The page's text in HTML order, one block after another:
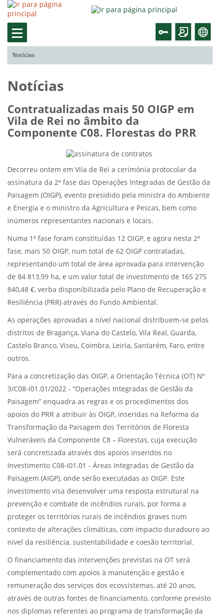
Notícias
Notícias
Contratualizadas mais 50 OIGP em
Vila de Rei no âmbito da
Componente C08. Florestas do PRR
Decorreu ontem em Vila de Rei a cerimónia protocolar da
assinatura da 2ª fase das Operações Integradas de Gestão da
Paisagem (OIGP), evento presidido pela ministra do Ambiente
e Energia e o ministro da Agricultura e Pescas, bem como
inúmeros representantes nacionais e locais.
Numa 1ª fase foram constituídas 12 OIGP, e agora nesta 2ª
fase, mais 50 OIGP, num total de 62 OIGP contratadas,
representando um total de área aprovada para intervenção
de 84 813,99 ha, e um valor total de investimento de 165 275
840,48 €, verba disponibilizada pelo Plano de Recuperação e
Resiliência (PRR) através do Fundo Ambiental.
As operações aprovadas a nível nacional distribuem-se pelos
distritos de Bragança, Viana do Castelo, Vila Real, Guarda,
Castelo Branco, Viseu, Coimbra, Leiria, Santarém, Faro, entre
outros.
Para a concretização das OIGP, a Orientação Técnica (OT) Nº
3/C08-i01.01/2022 - “Operações Integradas de Gestão da
Paisagem” enquadra as regras e os procedimentos dos
apoios do PRR a atribuir às OIGP, inseridas na Reforma da
Transformação da Paisagem dos Territórios de Floresta
Vulneráveis da Componente C8 – Florestas, cuja execução
será concretizada através dos apoios inseridos no
Investimento C08-i01.01 - Áreas Integradas de Gestão da
Paisagem (AIGP), onde serão executadas as OIGP. Este
investimento visa desenvolver uma resposta estrutural na
prevenção e combate de incêndios rurais, por forma a
proteger os territórios rurais de incêndios graves num
contexto de alterações climáticas, com impacto duradouro ao
nível da resiliência, sustentabilidade e coesão territorial.
O financiamento das intervenções previstas na OT será
complementado com apoios à manutenção e gestão e
remuneração dos serviços dos ecossistemas, até 20 anos,
através de outras fontes de financiamento, conforme previsto
nos diplomas referentes ao programa de transformação da